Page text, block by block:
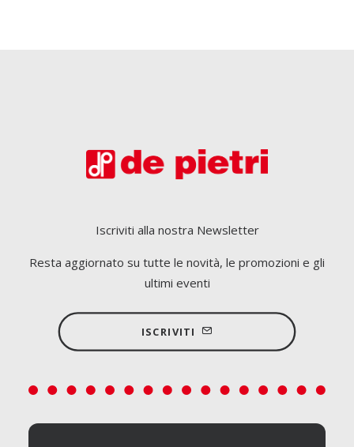
Iscriviti alla nostra Newsletter
Resta aggiornato su tutte le novità, le promozioni e gli
ultimi eventi
ISCRIVITI